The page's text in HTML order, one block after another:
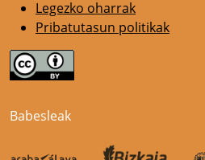
Legezko oharrak
Pribatutasun politikak
Babesleak